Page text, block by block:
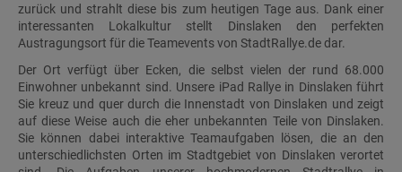
zurück und strahlt diese bis zum heutigen Tage aus. Dank einer
interessanten Lokalkultur stellt Dinslaken den perfekten
Austragungsort für die Teamevents von StadtRallye.de dar.
Der Ort verfügt über Ecken, die selbst vielen der rund 68.000
Einwohner unbekannt sind. Unsere iPad Rallye in Dinslaken führt
Sie kreuz und quer durch die Innenstadt von Dinslaken und zeigt
auf diese Weise auch die eher unbekannten Teile von Dinslaken.
Sie können dabei interaktive Teamaufgaben lösen, die an den
unterschiedlichsten Orten im Stadtgebiet von Dinslaken verortet